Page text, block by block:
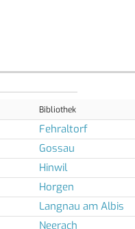
Bibliothek
Fehraltorf
Gossau
Hinwil
Horgen
Langnau am Albis
Neerach